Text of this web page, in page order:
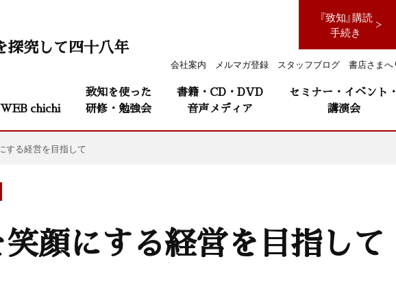
『致知』購読
手続き
会社案内 メルマガ登録 スタッフブログ 書店さまへ
探究して四十八年
WEB chichi
致知を使った
研修・勉強会
書籍・CD・DVD
音声メディア
セミナー・イベント・
講演会
する経営を目指して
顔にする経営を目指して